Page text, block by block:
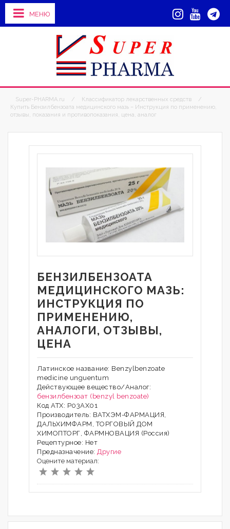
МЕНЮ
Super-PHARMA.ru / Классификатор лекарственных средств
/
Купить Бензилбензоата медицинского мазь – Инструкция по применению,
отзывы, показания и противопоказания, цена, аналог
БЕНЗИЛБЕНЗОАТА
МЕДИЦИНСКОГО МАЗЬ:
ИНСТРУКЦИЯ ПО
ПРИМЕНЕНИЮ,
АНАЛОГИ, ОТЗЫВЫ,
ЦЕНА
Латинское название: Benzylbenzoate
medicine unguentum
Действующее вещество/Аналог:
бензилбензоат (benzyl benzoate)
Код АТХ: P03AX01
Производитель: ВАТХЭМ-ФАРМАЦИЯ,
ДАЛЬХИМФАРМ, ТОРГОВЫЙ ДОМ
ХИМОПТОРГ, ФАРМНОВАЦИЯ (Россия)
Рецептурное: Нет
Предназначение: Другие
Оцените материал: